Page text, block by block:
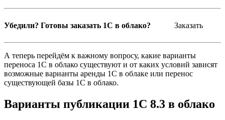
Убедили? Готовы заказать 1С в облако? Заказать
А теперь перейдём к важному вопросу, какие варианты
переноса 1С в облако существуют и от каких условий зависят
возможные варианты аренды 1С в облаке или перенос
существующей базы 1С в облако.
Варианты публикации 1С 8.3 в облако